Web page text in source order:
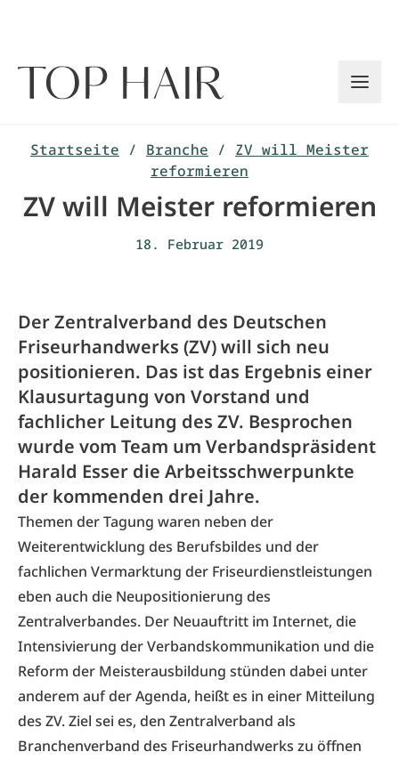
Startseite / Branche / ZV will Meister
reformieren
ZV will Meister reformieren
18. Februar 2019
Der Zentralverband des Deutschen
Friseurhandwerks (ZV) will sich neu
positionieren. Das ist das Ergebnis einer
Klausurtagung von Vorstand und
fachlicher Leitung des ZV. Besprochen
wurde vom Team um Verbandspräsident
Harald Esser die Arbeitsschwerpunkte
der kommenden drei Jahre.
Themen der Tagung waren neben der
Weiterentwicklung des Berufsbildes und der
fachlichen Vermarktung der Friseurdienstleistungen
eben auch die Neupositionierung des
Zentralverbandes. Der Neuauftritt im Internet, die
Intensivierung der Verbandskommunikation und die
Reform der Meisterausbildung stünden dabei unter
anderem auf der Agenda, heißt es in einer Mitteilung
des ZV. Ziel sei es, den Zentralverband als
Branchenverband des Friseurhandwerks zu öffnen